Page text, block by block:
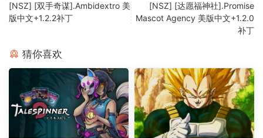
[NSZ] [双手奇谋].Ambidextro 美
版中文+1.2.2补丁
[NSZ] [达愿福神社].Promise
Mascot Agency 美版中文+1.2.0
补丁
猜你喜欢